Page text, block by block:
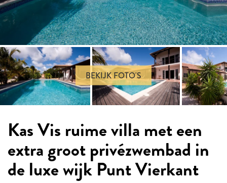
BEKIJK FOTO'S
Kas Vis ruime villa met een
extra groot privézwembad in
de luxe wijk Punt Vierkant